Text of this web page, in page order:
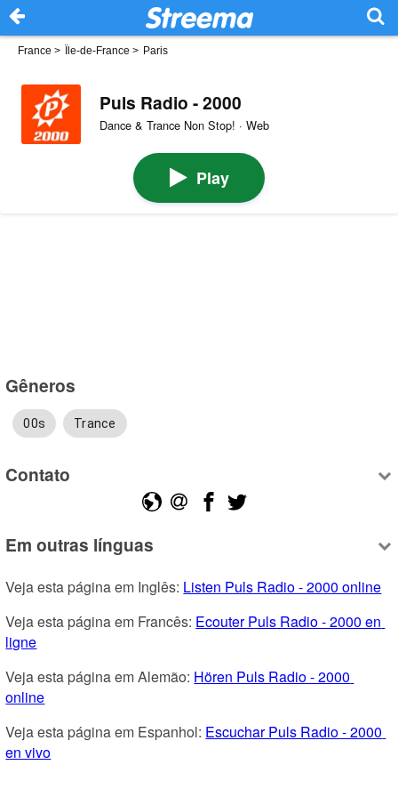
France > Île-de-France > Paris
Puls Radio - 2000
Dance & Trance Non Stop! · Web
Play
Gêneros
00s Trance
Contato
Em outras línguas
Veja esta página em Inglês: Listen Puls Radio - 2000 online
Veja esta página em Francês: Ecouter Puls Radio - 2000 en
ligne
Veja esta página em Alemão: Hören Puls Radio - 2000
online
Veja esta página em Espanhol: Escuchar Puls Radio - 2000
en vivo